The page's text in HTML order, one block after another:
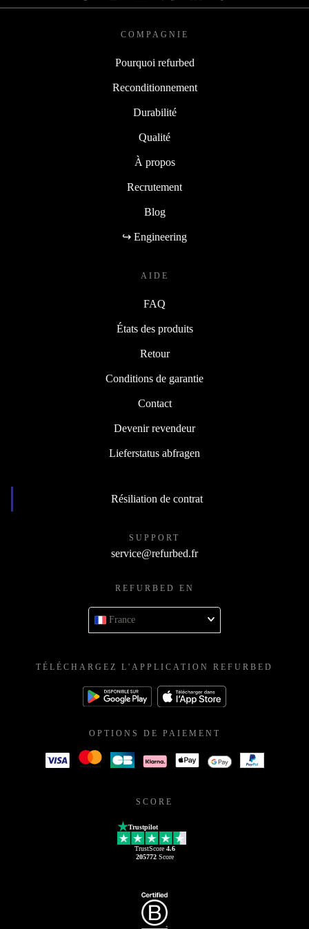
COMPAGNIE
Pourquoi refurbed
Reconditionnement
Durabilité
Qualité
À propos
Recrutement
Blog
↪ Engineering
AIDE
FAQ
États des produits
Retour
Conditions de garantie
Contact
Devenir revendeur
Lieferstatus abfragen
Résiliation de contrat
SUPPORT
service@refurbed.fr
REFURBED EN
France
TÉLÉCHARGEZ L'APPLICATION REFURBED
OPTIONS DE PAIEMENT
SCORE
Trustpilot
TrustScore 4.6
205772Score